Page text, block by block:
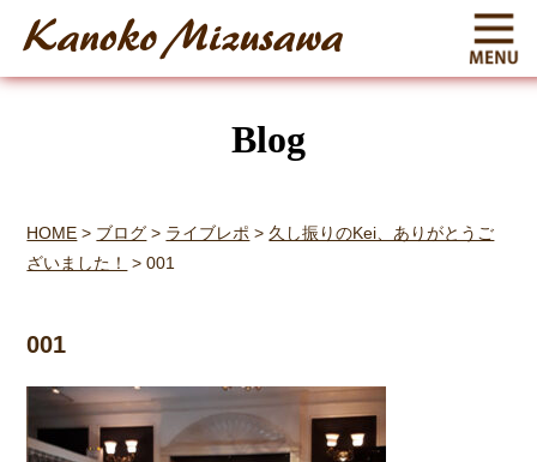
Blog
HOME > ブログ > ライブレポ > 久し振りのKei、ありがとうご
ざいました！
>001
001